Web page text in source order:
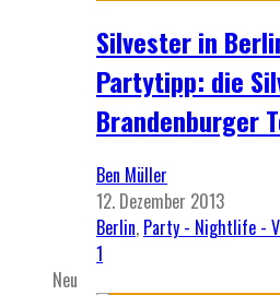
Silvester in
Partytipp: die
Brandenburger
Ben Müller
12. Dezember 2013
Berlin, Party - Nightlife -
1
Neu